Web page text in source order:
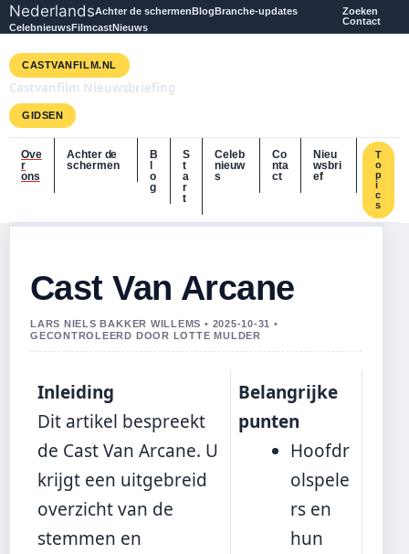
NederlandsAchter de schermenBlogBranche-updates
CelebnieuwsFilmcastNieuws
Zoeken
Contact
CASTVANFILM.NL
Castvanfilm Nieuwsbriefing
GIDSEN
Ove
r
ons
Achter de
schermen
B
o
g
S
t
a
r
t
Celeb
nieuw
s
Co
nta
ct
Nieu
wsbri
ef
T
o
p
i
c
s
Cast Van Arcane
LARS NIELS BAKKER WILLEMS • 2025-10-31 •
GECONTROLEERD DOOR LOTTE MULDER
Inleiding
Dit artikel bespreekt
de Cast Van Arcane. U
krijgt een uitgebreid
overzicht van de
stemmen en
Belangrijke
punten
Hoofdr
olspele
rs en
hun